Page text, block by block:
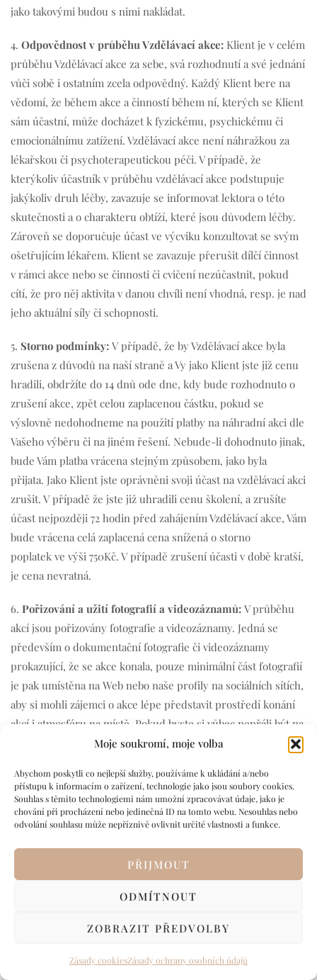
Moje soukromí, moje volba
Abychom poskytli co nejlepší služby, používáme k ukládání a/nebo
přístupu k informacím o zařízení, technologie jako jsou soubory cookies.
Souhlas s těmito technologiemi nám umožní zpracovávat údaje, jako je
chování při procházení nebo jedinečná ID na tomto webu. Nesouhlas nebo
odvolání souhlasu může nepříznivě ovlivnit určité vlastnosti a funkce.
PŘIJMOUT
ODMÍTNOUT
ZOBRAZIT PŘEDVOLBY
Zásady cookiesZásady ochrany osobních údajů
jako takovými budou s nimi nakládat.
4. Odpovědnost v průběhu Vzdělávací akce: Klient je v celém
průběhu Vzdělávací akce za sebe, svá rozhodnutí a své jednání
vůči sobě i ostatním zcela odpovědný. Každý Klient bere na
vědomí, že během akce a činností během ní, kterých se Klient
sám účastní, může docházet k fyzickému, psychickému či
emocionálnímu zatížení. Vzdělávací akce není náhražkou za
lékařskou či psychoterapeutickou péči. V případě, že
kterýkoliv účastník v průběhu vzdělávací akce podstupuje
jakýkoliv druh léčby, zavazuje se informovat lektora o této
skutečnosti a o charakteru obtíží, které jsou důvodem léčby.
Zároveň se doporučuje účast ve výcviku konzultovat se svým
ošetřujícím lékařem. Klient se zavazuje přerušit dílčí činnost
v rámci akce nebo se činnosti či cvičení nezúčastnit, pokud
cítí, že pro něj aktivita v danou chvíli není vhodná, resp. je nad
jeho aktuální síly či schopnosti.
5. Storno podmínky: V případě, že by Vzdělávací akce byla
zrušena z důvodů na naší straně a Vy jako Klient jste již cenu
hradili, obdržíte do 14 dnů ode dne, kdy bude rozhodnuto o
zrušení akce, zpět celou zaplacenou částku, pokud se
výslovně nedohodneme na použití platby na náhradní akci dle
Vašeho výběru či na jiném řešení. Nebude-li dohodnuto jinak,
bude Vám platba vrácena stejným způsobem, jako byla
přijata. Jako Klient jste oprávněni svoji účast na vzdělávací akci
zrušit. V případě že jste již uhradili cenu školení, a zrušíte
účast nejpozději 72 hodin před zahájením Vzdělávací akce, Vám
bude vrácena celá zaplacená cena snížená o storno
poplatek ve výši 750Kč. V případě zrušení účasti v době kratší,
je cena nevratná.
6. Pořizování a užití fotografií a videozáznamů: V průběhu
akcí jsou pořizovány fotografie a videozáznamy. Jedná se
především o dokumentační fotografie či videozáznamy
prokazující, že se akce konala, pouze minimální část fotografií
je pak umístěna na Web nebo naše profily na sociálních sítích,
aby si mohli zájemci o akce lépe představit prostředí konání
akcí i atmosféru na místě. Pokud byste si vůbec nepřáli být na
fotografiích nebo videích zaznamenáni, prosím upozorněte na
fotografie, na které budete jako jediný nebo jeden z několika
účastníků a jednoduše identifikovatelný/identifikovatelná, pak
na webové stránky bych fotografii či záznam umístila pouze s
osobních údajů (protože i podobizna na fotografii je osobním
údajem) naleznete na tomto odkazu.
uvedených v jejich popisu na Webu nebo individuálně